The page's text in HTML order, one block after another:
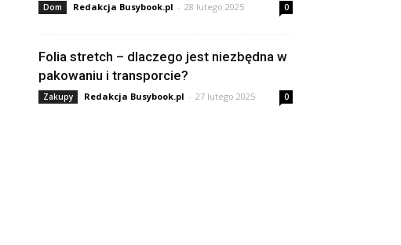
Dom Redakcja Busybook.pl - 28 lutego 2025 0
Folia stretch – dlaczego jest niezbędna w
pakowaniu i transporcie?
Zakupy Redakcja Busybook.pl - 27 lutego 2025 0